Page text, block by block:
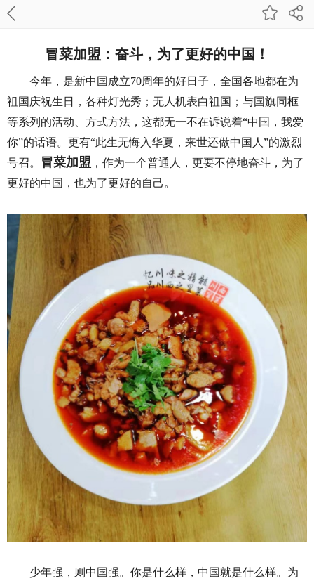
冒菜加盟：奋斗，为了更好的中国！
今年，是新中国成立70周年的好日子，全国各地都在为
祖国庆祝生日，各种灯光秀；无人机表白祖国；与国旗同框
等系列的活动、方式方法，这都无一不在诉说着“中国，我爱
你”的话语。更有“此生无悔入华夏，来世还做中国人”的激烈
号召。
冒菜加盟 ，作为一个普通人，更要不停地奋斗，为了
更好的中国，也为了更好的自己。
少年强，则中国强。你是什么样，中国就是什么样。为